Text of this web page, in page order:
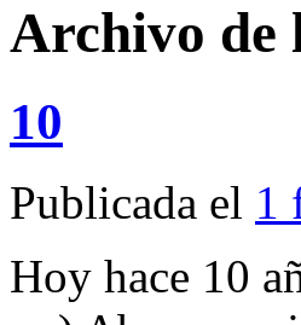
Archivo de
10
Publicada el 1
Hoy hace 10